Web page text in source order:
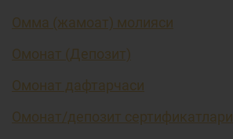
Омма (жамоат) молияси
Омонат (Депозит)
Омонат дафтарчаси
Омонат/депозит сертификатлари